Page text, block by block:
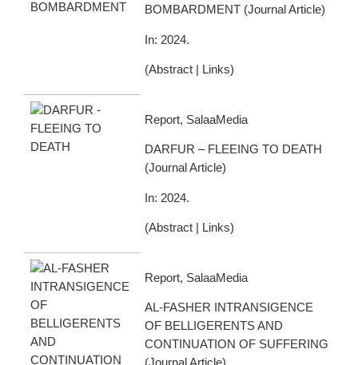
BOMBARDMENT (Journal Article)
In: 2024.
(Abstract Links)
Report, SalaaMedia
DARFUR – FLEEING TO DEATH
(Journal Article)
In: 2024.
(Abstract Links)
Report, SalaaMedia
AL-FASHER INTRANSIGENCE
OF BELLIGERENTS AND
CONTINUATION OF SUFFERING